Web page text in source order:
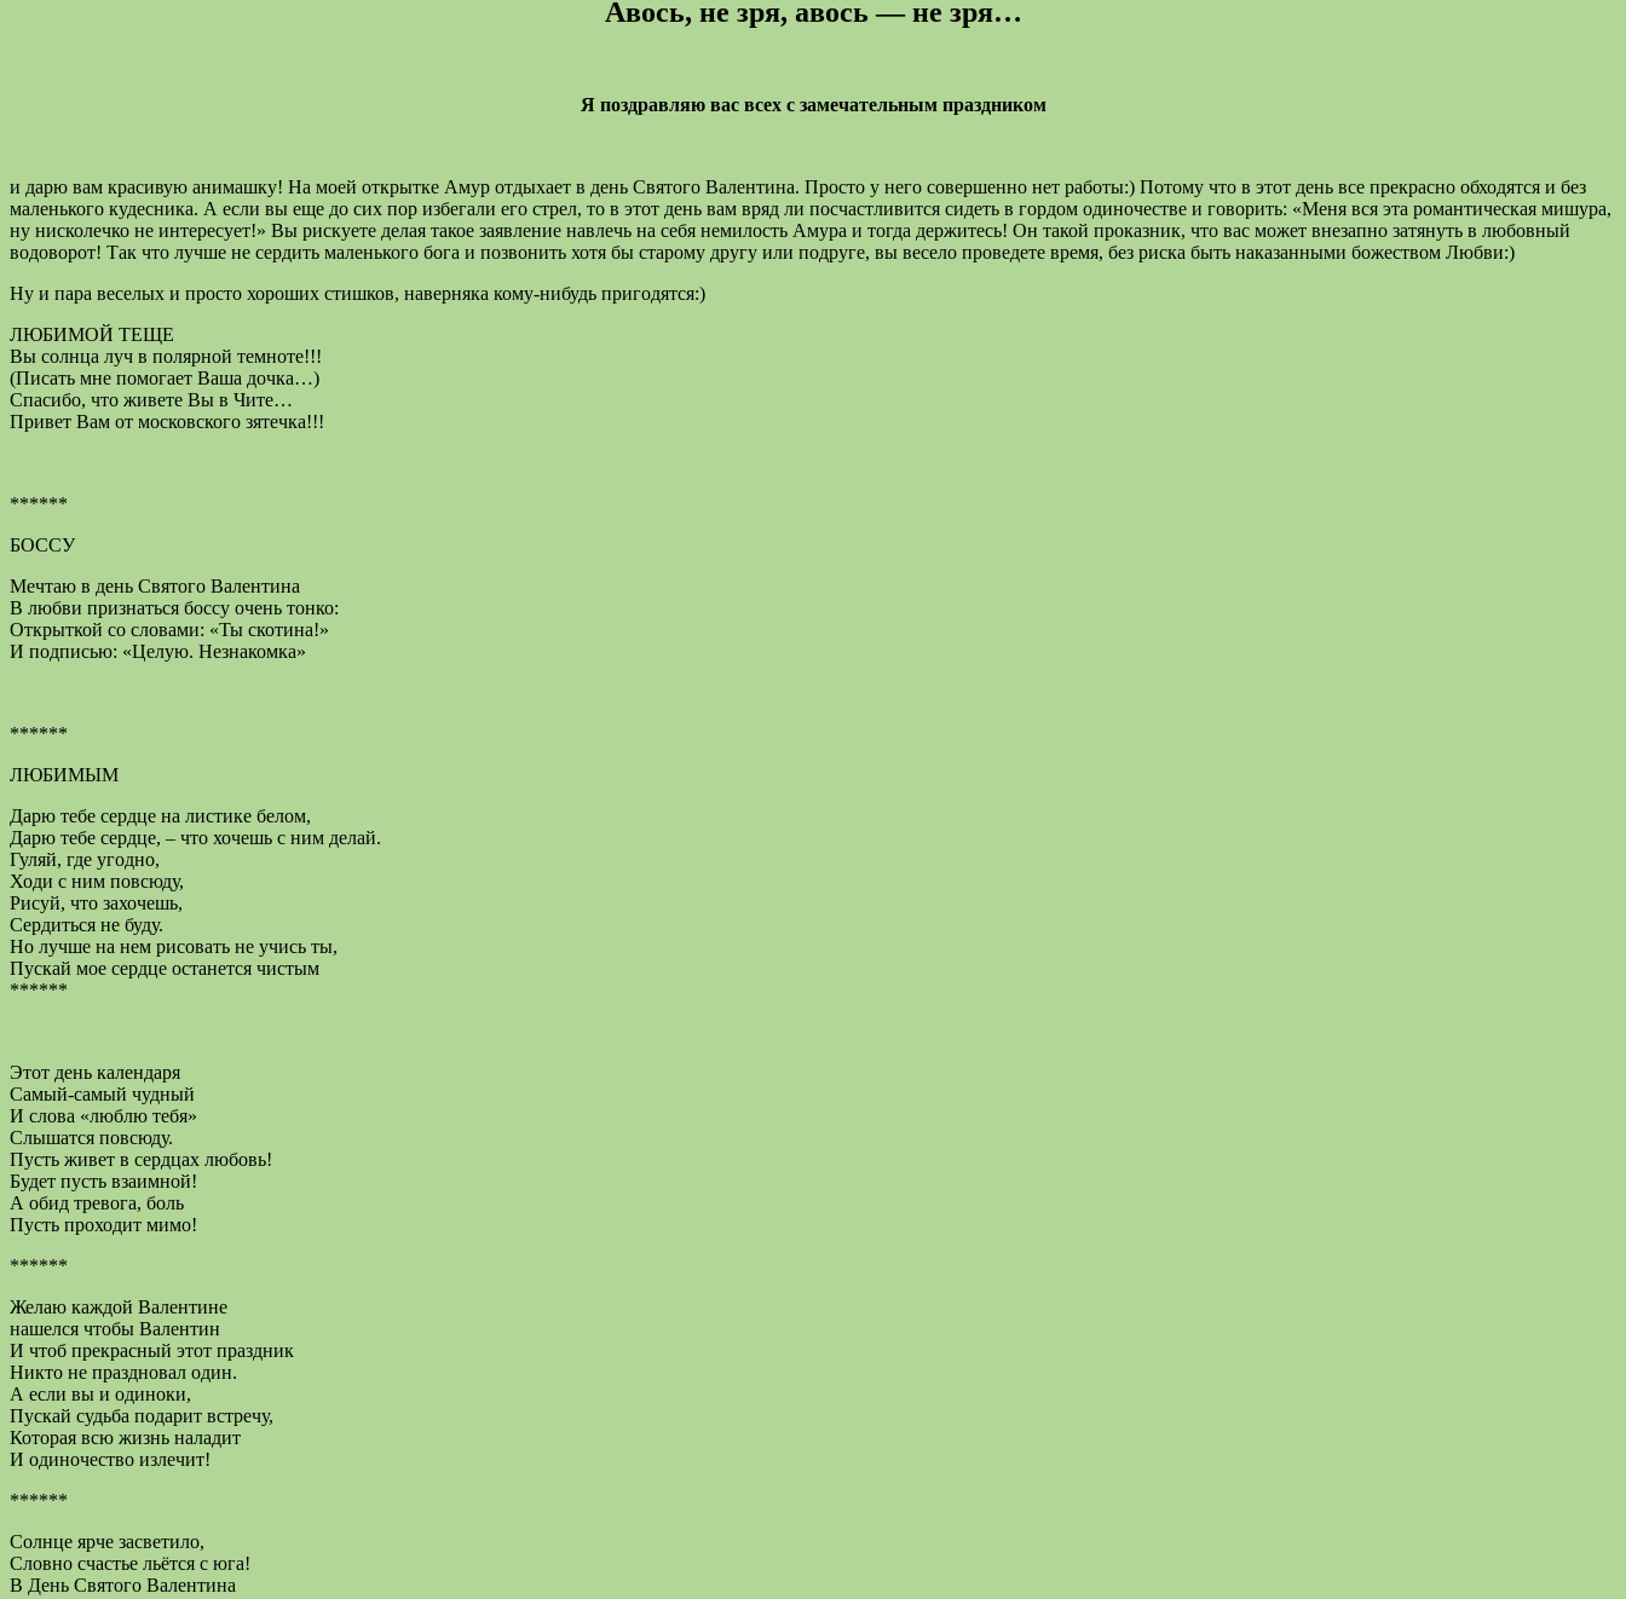
Авось, не зря, авось — не зря…
Я поздравляю вас всех с замечательным праздником
и дарю вам красивую анимашку! На моей открытке Амур отдыхает в день Святого Валентина. Просто у него совершенно нет работы:) Потому что в этот день все прекрасно обходятся и без
маленького кудесника. А если вы еще до сих пор избегали его стрел, то в этот день вам вряд ли посчастливится сидеть в гордом одиночестве и говорить: «Меня вся эта романтическая мишура,
ну нисколечко не интересует!» Вы рискуете делая такое заявление навлечь на себя немилость Амура и тогда держитесь! Он такой проказник, что вас может внезапно затянуть в любовный
водоворот! Так что лучше не сердить маленького бога и позвонить хотя бы старому другу или подруге, вы весело проведете время, без риска быть наказанными божеством Любви:)
Ну и пара веселых и просто хороших стишков, наверняка кому-нибудь пригодятся:)
ЛЮБИМОЙ ТЕЩЕ
Вы солнца луч в полярной темноте!!!
(Писать мне помогает Ваша дочка…)
Спасибо, что живете Вы в Чите…
Привет Вам от московского зятечка!!!
******
БОССУ
Мечтаю в день Святого Валентина
В любви признаться боссу очень тонко:
Открыткой со словами: «Ты скотина!»
И подписью: «Целую. Незнакомка»
******
ЛЮБИМЫМ
Дарю тебе сердце на листике белом,
Дарю тебе сердце, – что хочешь с ним делай.
Гуляй, где угодно,
Ходи с ним повсюду,
Рисуй, что захочешь,
Сердиться не буду.
Но лучше на нем рисовать не учись ты,
Пускай мое сердце останется чистым
******
Этот день календаря
Самый-самый чудный
И слова «люблю тебя»
Слышатся повсюду.
Пусть живет в сердцах любовь!
Будет пусть взаимной!
А обид тревога, боль
Пусть проходит мимо!
******
Желаю каждой Валентине
нашелся чтобы Валентин
И чтоб прекрасный этот праздник
Никто не праздновал один.
А если вы и одиноки,
Пускай судьба подарит встречу,
Которая всю жизнь наладит
И одиночество излечит!
******
Солнце ярче засветило,
Словно счастье льётся с юга!
В День Святого Валентина